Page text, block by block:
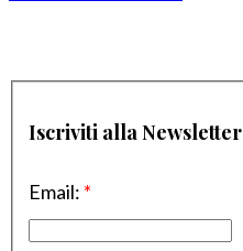
Iscriviti alla Newsletter
Email: *